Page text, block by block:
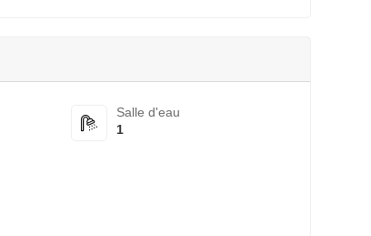
Salle d'eau
1